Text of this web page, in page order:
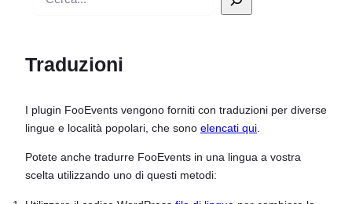
French
Czech
Traduzioni
I plugin FooEvents vengono forniti con traduzioni per diverse
lingue e località popolari, che sono elencati qui
Potete anche tradurre FooEvents in una lingua a vostra
scelta utilizzando uno di questi metodi: